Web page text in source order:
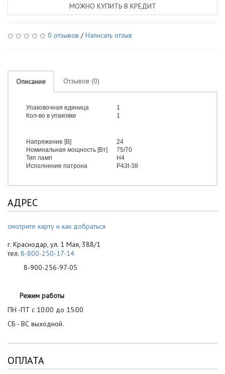
МОЖНО КУПИТЬ В КРЕДИТ
0 отзывов /Написать отзыв
Описание Отзывов (0)
Упаковочная единица
1
Кол-во в упаковке
1
Напряжение [В]
24
Номинальная мощность [Вт]
75/70
Тип ламп
H4
Исполнение патрона
P43t-38
АДРЕС
смотрите карту и как добраться
г. Краснодар, ул. 1 Мая, 388/1
тел. 8-800-250-17-14
8-900-256-97-05
Режим работы
ПН -ПТ с 10:00 до 15:00
СБ - ВС выходной.
ОПЛАТА